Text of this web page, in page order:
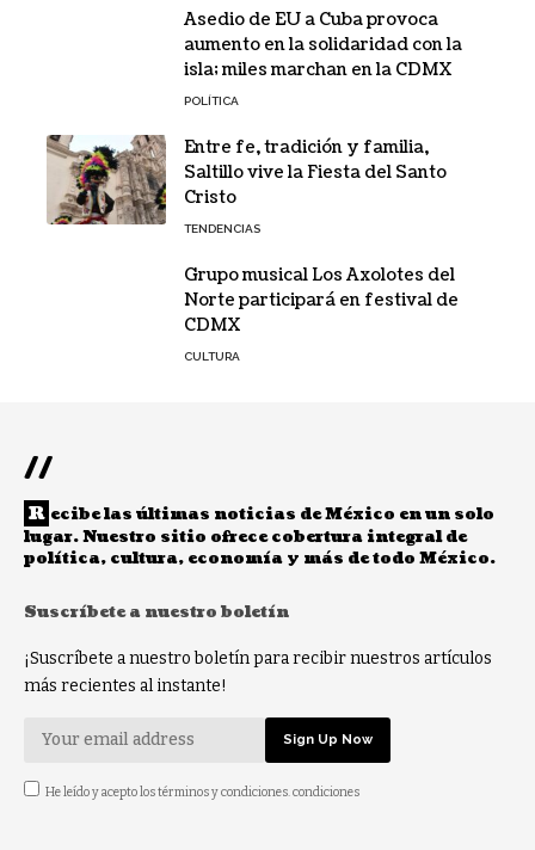
Asedio de EU a Cuba provoca
aumento en la solidaridad con la
isla; miles marchan en la CDMX
POLÍTICA
Entre fe, tradición y familia,
Saltillo vive la Fiesta del Santo
Cristo
TENDENCIAS
Grupo musical Los Axolotes del
Norte participará en festival de
CDMX
CULTURA
//
R ecibe las últimas noticias de México en un solo
lugar. Nuestro sitio ofrece cobertura integral de
política, cultura, economía y más de todo México.
Suscríbete a nuestro boletín
¡Suscríbete a nuestro boletín para recibir nuestros artículos
más recientes al instante!
He leído y acepto los términos y condiciones. condiciones